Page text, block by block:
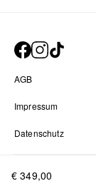
€ 349,00
AGB
Impressum
Datenschutz